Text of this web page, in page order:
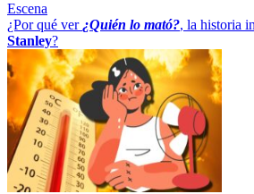
Escena
¿Por qué ver ¿Quién lo mató?, la historia
Stanley?